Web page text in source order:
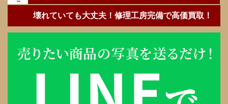
壊れていても大丈夫！修理工房完備で高価買取！